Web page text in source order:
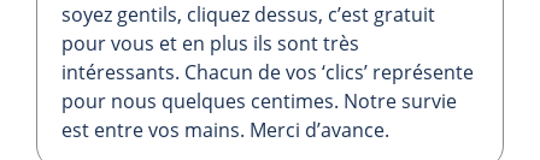
soyez gentils, cliquez dessus, c’est gratuit
pour vous et en plus ils sont très
intéressants. Chacun de vos ‘clics’ représente
pour nous quelques centimes. Notre survie
est entre vos mains. Merci d’avance.